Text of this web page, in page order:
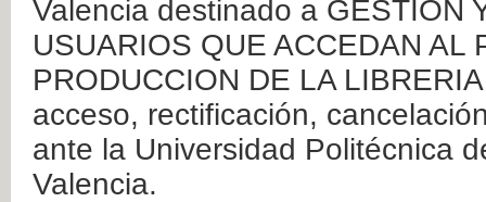
Valencia destinado a GESTION
USUARIOS QUE ACCEDAN AL
PRODUCCION DE LA
acceso, rectificación,
ante la Universidad Politécnica
Valencia.